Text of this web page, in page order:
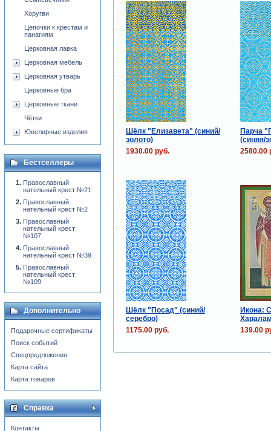
Шёлк "Елизавета" (синий/
золото)
Парча
(синяя/
1930.00 руб.
2580.00
Шёлк "Посад" (синий/
серебро)
Икона:
1175.00 руб.
139.00
Хоругви
Цепочки к крестам и
панагиям
Церковная лавка
Церковная мебель
Церковная утварь
Церковные бра
Церковные ткани
Чётки
Ювелирные изделия
Бестселлеры
Православный
нательный крест №21
Православный
нательный крест №2
Православный
нательный крест
№107
Православный
нательный крест №39
Православный
нательный крест
№109
Дополнительно
Подарочные сертификаты
Поиск событий
Спецпредложения
Карта сайта
Карта товаров
Справка
Контакты